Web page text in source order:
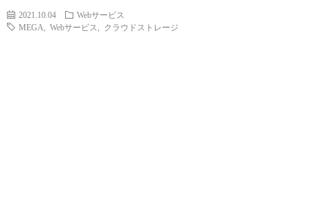
2021.10.04
Webサービス
MEGA
Webサービス クラウドストレージ